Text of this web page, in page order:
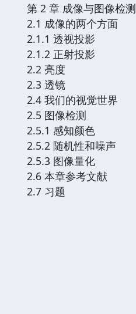
第 2 章 成像与图像检测
2.1 成像的两个方面
2.1.1 透视投影
2.1.2 正射投影
2.2 亮度
2.3 透镜
2.4 我们的视觉世界
2.5 图像检测
2.5.1 感知颜色
2.5.2 随机性和噪声
2.5.3 图像量化
2.6 本章参考文献
2.7 习题